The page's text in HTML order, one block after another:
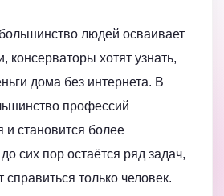
людей осваивает
консерваторы хотят узнать,
дома без интернета. В
профессий
и становится более
сих пор остаётся ряд задач,
только человек.